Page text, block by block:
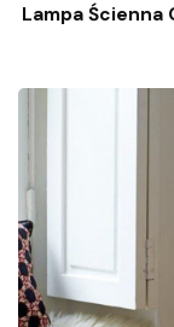
Lampa Ścienna